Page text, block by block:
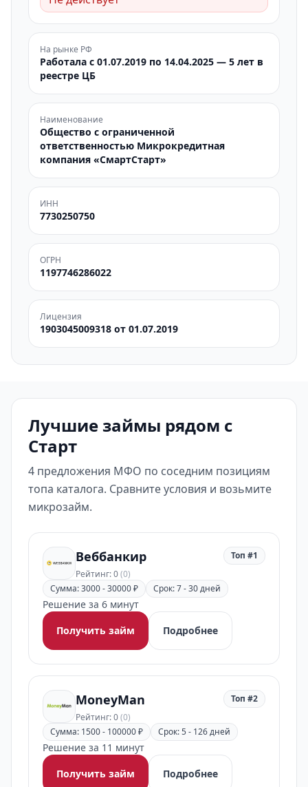
На рынке РФ
Работала с 01.07.2019 по 14.04.2025 — 5 лет в
реестре ЦБ
Наименование
Общество с ограниченной
ответственностью Микрокредитная
компания «СмартСтарт»
ИНН
7730250750
ОГРН
1197746286022
Лицензия
1903045009318 от 01.07.2019
Лучшие займы рядом с
Старт
4 предложения МФО по соседним позициям
топа каталога. Сравните условия и возьмите
микрозайм.
Веббанкир
Рейтинг: 0(0)
Топ #1
Сумма: 3000 - 30000 ₽ Срок: 7 - 30 дней
Решение за 6 минут
Получить займ
Подробнее
MoneyMan
Рейтинг: 0(0)
Топ #2
Сумма: 1500 - 100000 ₽ Срок: 5 - 126 дней
Решение за 11 минут
Получить займ
Подробнее